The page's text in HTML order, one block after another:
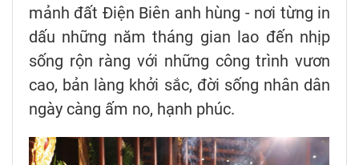
mảnh đất Điện Biên anh hùng - nơi từng in
dấu những năm tháng gian lao đến nhịp
sống rộn ràng với những công trình vươn
cao, bản làng khởi sắc, đời sống nhân dân
ngày càng ấm no, hạnh phúc.